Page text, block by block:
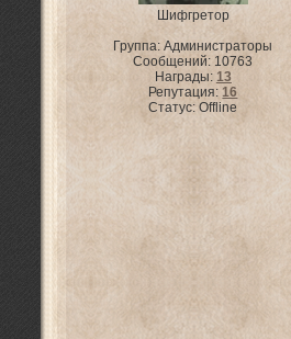
Шифгретор
Группа: Администраторы
Сообщений: 10763
Награды: 13
Репутация:16
Статус:Offline